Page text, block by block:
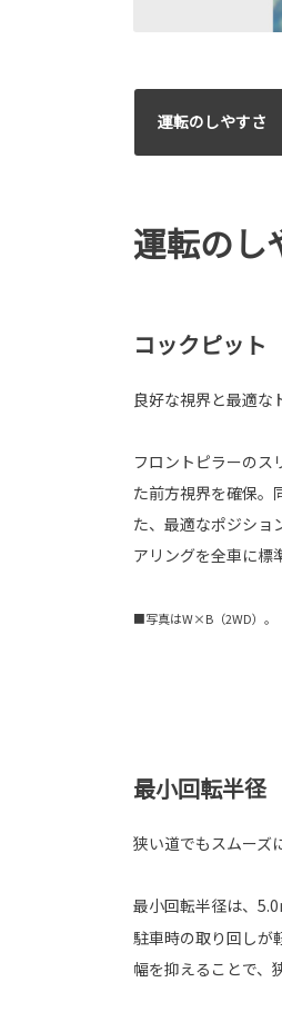
運転のしやすさ
運転のし
コックピット
良好な視界と最適な
フロントピラーのス
た前方視界を確保。
た、最適なポジショ
アリングを全車に標
■写真はW×B（2WD）。
最小回転半径
狭い道でもスムーズ
最小回転半径は、
駐車時の取り回しが
幅を抑えることで、